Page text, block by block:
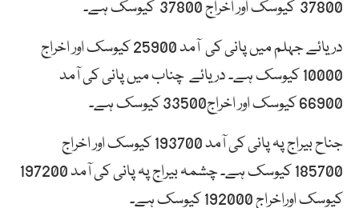
37800 کیوسک اور اخراج 37800 کیوسک ہے۔
دریائے جہلم میں پانی کی آمد 25900 کیوسک اور اخراج
10000 کیوسک ہے۔ دریائے چناب میں پانی کی آمد
66900 کیوسک اور اخراج33500 کیوسک ہے۔
جناح بیراج پہ پانی کی آمد 193700 کیوسک اور اخراج
185700 کیوسک ہے۔ چشمہ بیراج پہ پانی کی آمد 197200
کیوسک اوراخراج 192000 کیوسک ہے۔